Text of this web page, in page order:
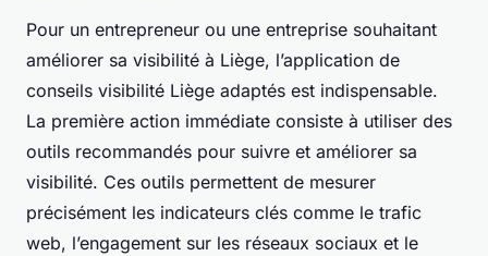
Pour un entrepreneur ou une entreprise souhaitant
améliorer sa visibilité à Liège, l’application de
conseils visibilité Liège adaptés est indispensable.
La première action immédiate consiste à utiliser des
outils recommandés pour suivre et améliorer sa
visibilité. Ces outils permettent de mesurer
précisément les indicateurs clés comme le trafic
web, l’engagement sur les réseaux sociaux et le